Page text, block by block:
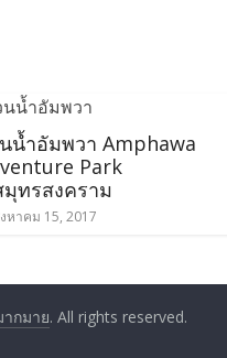
น้ำอัมพวา Amphawa
Park
มุทรสงคราม
หาคม 15, 2017
ากมาย. All rights reserved.